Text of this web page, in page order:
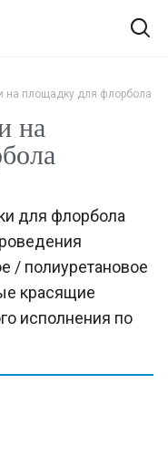
на площадку для флорбола
на
для флорбола
/ полиуретановое
красящие
исполнения по